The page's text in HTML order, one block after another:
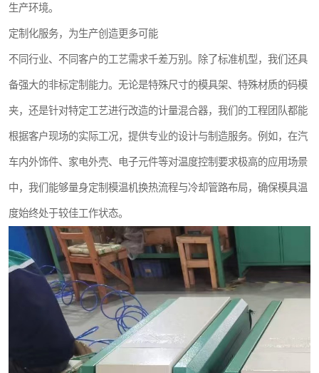
生产环境。
定制化服务，为生产创造更多可能
不同行业、不同客户的工艺需求千差万别。除了标准机型，我们还具
备强大的非标定制能力。无论是特殊尺寸的模具架、特殊材质的码模
夹，还是针对特定工艺进行改造的计量混合器，我们的工程团队都能
根据客户现场的实际工况，提供专业的设计与制造服务。例如，在汽
车内外饰件、家电外壳、电子元件等对温度控制要求极高的应用场景
中，我们能够量身定制模温机换热流程与冷却管路布局，确保模具温
度始终处于较佳工作状态。